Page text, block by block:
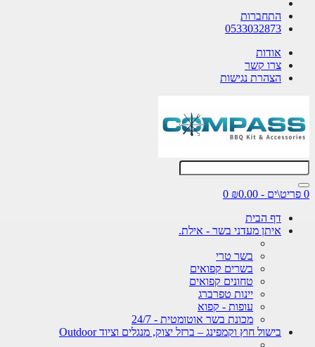
התחברות
0533032873
אודות
צרו קשר
הצהרת נגישות
0
דף הבית
איתן מעדני בשר - אילת.
בשר טרי
בשרים קפואים
טחונים קפואים
יינות טפרברג
עופות - קפוא
מכונת בשר אוטומטית - 24/7
בישול חוץ וקמפינג – ברזל יצוק, מנגלים וציוד Outdoor